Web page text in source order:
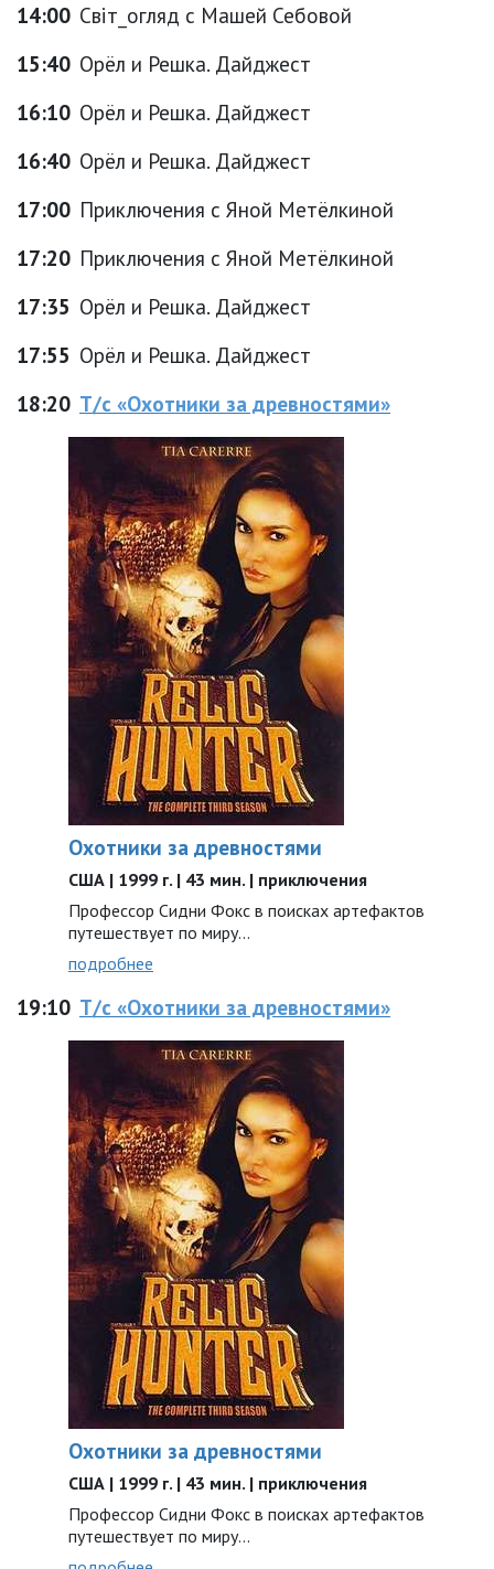
14:00 Світ_огляд с Машей Себовой
15:40 Орёл и Решка. Дайджест
16:10 Орёл и Решка. Дайджест
16:40 Орёл и Решка. Дайджест
17:00 Приключения с Яной Метёлкиной
17:20 Приключения с Яной Метёлкиной
17:35 Орёл и Решка. Дайджест
17:55 Орёл и Решка. Дайджест
18:20 Т/с «Охотники за древностями»
Охотники за древностями
США | 1999 г. | 43 мин. | приключения
Профессор Сидни Фокс в поисках артефактов
путешествует по миру...
подробнее
19:10 Т/с «Охотники за древностями»
Охотники за древностями
США | 1999 г. | 43 мин. | приключения
Профессор Сидни Фокс в поисках артефактов
путешествует по миру...